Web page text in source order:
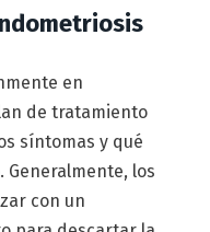
en
de tratamiento
síntomas y qué
Generalmente, los
con un